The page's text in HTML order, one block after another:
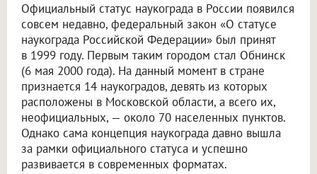
Официальный статус наукограда в России появился
совсем недавно, федеральный закон «О статусе
наукограда Российской Федерации» был принят
в 1999 году. Первым таким городом стал Обнинск
(6 мая 2000 года). На данный момент в стране
признается 14 наукоградов, девять из которых
расположены в Московской области, а всего их,
неофициальных, — около 70 населенных пунктов.
Однако сама концепция наукограда давно вышла
за рамки официального статуса и успешно
развивается в современных форматах.